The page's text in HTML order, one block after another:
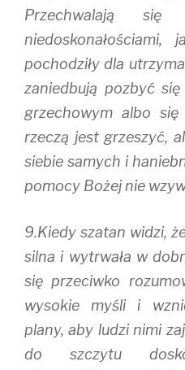
Przechwalają się
pochodziły dla
zaniedbują pozbyć
grzechowym albo się
rzeczą jest grzeszyć,
siebie samych i
pomocy Bożej nie
9.Kiedy szatan widzi,
silna i wytrwała w
się przeciwko
wysokie myśli i
plany, aby ludzi nimi
do szczytu